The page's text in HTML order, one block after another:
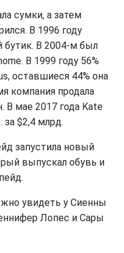
сумки, а затем
В 1996 году
В 2004-м был
В 1999 году 56%
оставшиеся 44% она
компания продала
В мае 2017 года Kate
за $2,4 млрд.
запустила новый
выпускал обувь и
увидеть у Сиенны
Лопес и Сары